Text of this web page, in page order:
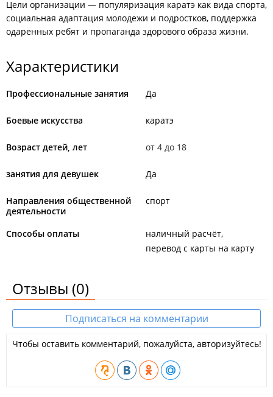
Цели организации — популяризация каратэ как вида спорта,
социальная адаптация молодежи и подростков, поддержка
одаренных ребят и пропаганда здорового образа жизни.
Характеристики
Профессиональные занятия Да
Боевые искусства каратэ
Возраст детей, лет от 4 до 18
занятия для девушек Да
Направления общественной
деятельности
спорт
Способы оплаты
наличный расчёт
перевод с карты на карту
Отзывы (0)
Подписаться на комментарии
Чтобы оставить комментарий, пожалуйста, авторизуйтесь!